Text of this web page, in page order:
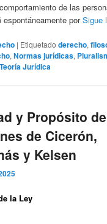
de las
espontáneamente porSigue
| Etiquetado derecho,
,Normas jurídicas,
Teoría Jurídica
y Propósito
de Cicerón,
y Kelsen
la Ley